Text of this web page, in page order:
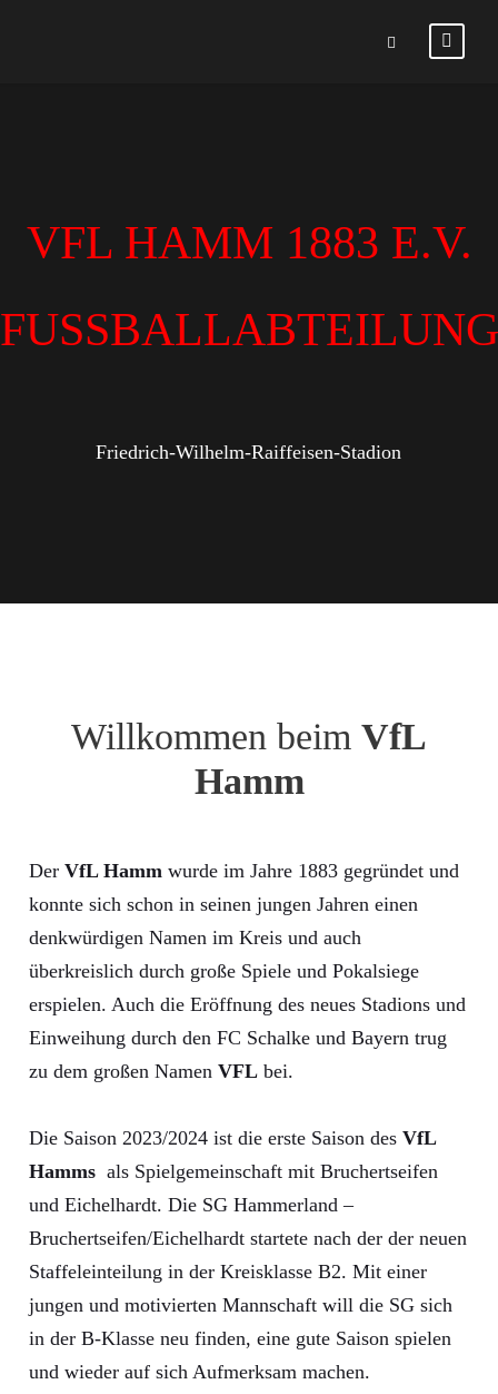
VFL HAMM 1883 E.V.
FUSSBALLABTEILUNG
Friedrich-Wilhelm-Raiffeisen-Stadion
Willkommen beim VfL
Hamm
Der VfL Hamm wurde im Jahre 1883 gegründet und
konnte sich schon in seinen jungen Jahren einen
denkwürdigen Namen im Kreis und auch
überkreislich durch große Spiele und Pokalsiege
erspielen. Auch die Eröffnung des neues Stadions und
Einweihung durch den FC Schalke und Bayern trug
zu dem großen Namen VFL bei.
Die Saison 2023/2024 ist die erste Saison des VfL
Hamms als Spielgemeinschaft mit Bruchertseifen
und Eichelhardt. Die SG Hammerland –
Bruchertseifen/Eichelhardt startete nach der der neuen
Staffeleinteilung in der Kreisklasse B2. Mit einer
jungen und motivierten Mannschaft will die SG sich
in der B-Klasse neu finden, eine gute Saison spielen
und wieder auf sich Aufmerksam machen.